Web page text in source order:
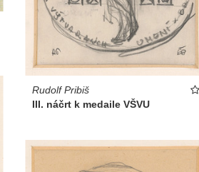
Rudolf Pribiš
III. náčrt k medaile VŠVU